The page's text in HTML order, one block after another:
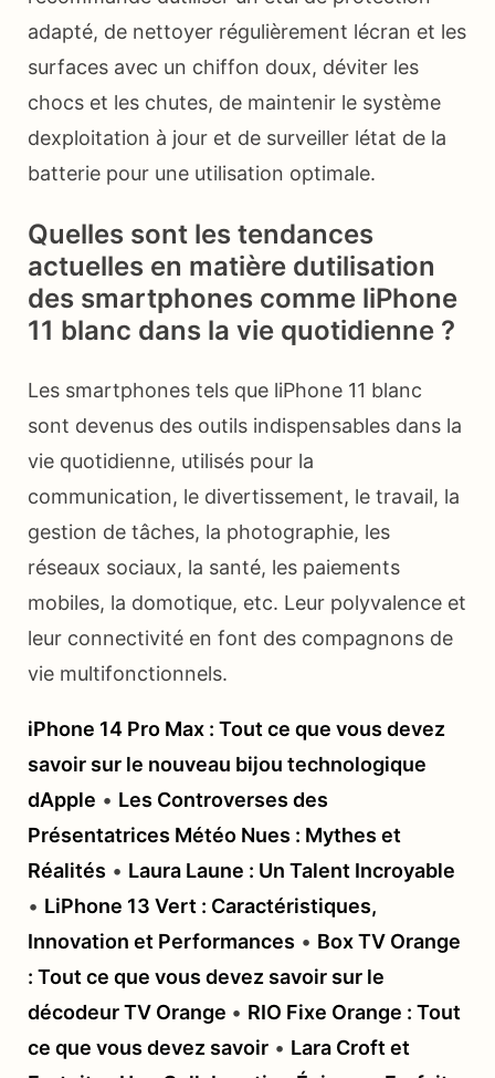
adapté, de nettoyer régulièrement lécran et les
surfaces avec un chiffon doux, déviter les
chocs et les chutes, de maintenir le système
dexploitation à jour et de surveiller létat de la
batterie pour une utilisation optimale.
Quelles sont les tendances
actuelles en matière dutilisation
des smartphones comme liPhone
11 blanc dans la vie quotidienne ?
Les smartphones tels que liPhone 11 blanc
sont devenus des outils indispensables dans la
vie quotidienne, utilisés pour la
communication, le divertissement, le travail, la
gestion de tâches, la photographie, les
réseaux sociaux, la santé, les paiements
mobiles, la domotique, etc. Leur polyvalence et
leur connectivité en font des compagnons de
vie multifonctionnels.
iPhone 14 Pro Max : Tout ce que vous devez
savoir sur le nouveau bijou technologique
dApple • Les Controverses des
Présentatrices Météo Nues : Mythes et
Réalités • Laura Laune : Un Talent Incroyable
• LiPhone 13 Vert : Caractéristiques,
Innovation et Performances • Box TV Orange
: Tout ce que vous devez savoir sur le
décodeur TV Orange • RIO Fixe Orange : Tout
ce que vous devez savoir • Lara Croft et